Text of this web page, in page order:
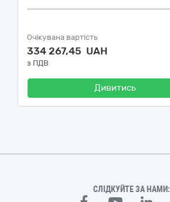
Очікувана вартість
334 267,45 UAH
з ПДВ
Дивитись
СЛІДКУЙТЕ ЗА НАМИ: